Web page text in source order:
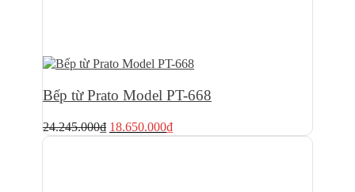
Bếp từ Prato Model PT-668
24.245.000₫ Giá
18.650.000₫Giá